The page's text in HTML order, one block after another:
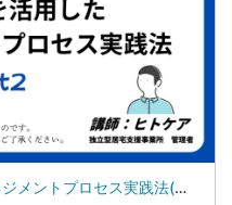
🎥ICTツールを活用したケアマネジメントプロセス実践法(全3回の第2回)